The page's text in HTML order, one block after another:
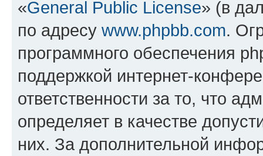
«General Public License» (в
по адресу www.phpbb.com.
программного обеспечения
поддержкой интернет-
ответственности за то, что
определяет в качестве
них. За дополнительной